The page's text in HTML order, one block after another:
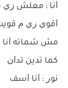
ﺍﻧﺎ : ﻣﻌﻠﺶ ﺯﻱ
ﺍﻗﻮﻱ ﺯﻱ ﻡ
ﻣﺶ ﺷﻤﺎﺗﻪ
ﻛﻤﺎ ﺗﺪﻳﻦ ﺗﺪﺍﻥ
ﻧﻮﺭ : ﺍﻧﺎ ﺍﺳﻒ